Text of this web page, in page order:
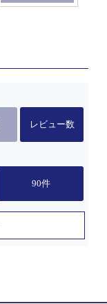
レビュー数
90件